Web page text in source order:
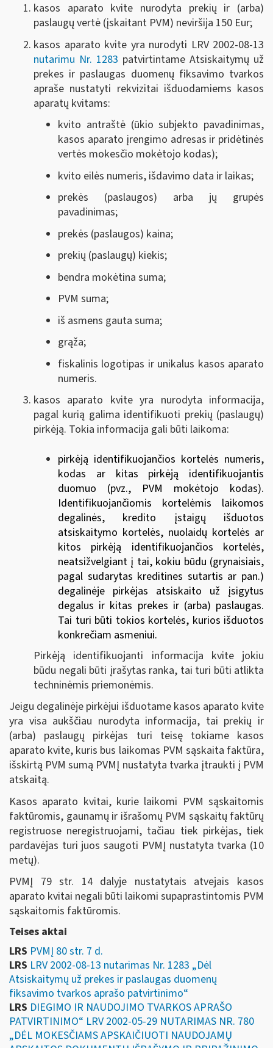
kasos aparato kvite nurodyta prekių ir (arba)
paslaugų vertė (įskaitant PVM) neviršija 150 Eur;
kasos aparato kvite yra nurodyti LRV 2002-08-13
nutarimu Nr. 1283 patvirtintame Atsiskaitymų už
prekes ir paslaugas duomenų fiksavimo tvarkos
apraše nustatyti rekvizitai išduodamiems kasos
aparatų kvitams:
kvito antraštė (ūkio subjekto pavadinimas,
kasos aparato įrengimo adresas ir pridėtinės
vertės mokesčio mokėtojo kodas);
kvito eilės numeris, išdavimo data ir laikas;
prekės (paslaugos) arba jų grupės
pavadinimas;
prekės (paslaugos) kaina;
prekių (paslaugų) kiekis;
bendra mokėtina suma;
PVM suma;
iš asmens gauta suma;
grąža;
fiskalinis logotipas ir unikalus kasos aparato
numeris.
kasos aparato kvite yra nurodyta informacija,
pagal kurią galima identifikuoti prekių (paslaugų)
pirkėją. Tokia informacija gali būti laikoma:
pirkėją identifikuojančios kortelės numeris,
kodas ar kitas pirkėją identifikuojantis
duomuo (pvz., PVM mokėtojo kodas).
Identifikuojančiomis kortelėmis laikomos
degalinės, kredito įstaigų išduotos
atsiskaitymo kortelės, nuolaidų kortelės ar
kitos pirkėją identifikuojančios kortelės,
neatsižvelgiant į tai, kokiu būdu (grynaisiais,
pagal sudarytas kreditines sutartis ar pan.)
degalinėje pirkėjas atsiskaito už įsigytus
degalus ir kitas prekes ir (arba) paslaugas.
Tai turi būti tokios kortelės, kurios išduotos
konkrečiam asmeniui.
Pirkėją identifikuojanti informacija kvite jokiu
būdu negali būti įrašytas ranka, tai turi būti atlikta
techninėmis priemonėmis.
Jeigu degalinėje pirkėjui išduotame kasos aparato kvite
yra visa aukščiau nurodyta informacija, tai prekių ir
(arba) paslaugų pirkėjas turi teisę tokiame kasos
aparato kvite, kuris bus laikomas PVM sąskaita faktūra,
išskirtą PVM sumą PVMĮ nustatyta tvarka įtraukti į PVM
atskaitą.
Kasos aparato kvitai, kurie laikomi PVM sąskaitomis
faktūromis, gaunamų ir išrašomų PVM sąskaitų faktūrų
registruose neregistruojami, tačiau tiek pirkėjas, tiek
pardavėjas turi juos saugoti PVMĮ nustatyta tvarka (10
metų).
PVMĮ 79 str. 14 dalyje nustatytais atvejais kasos
aparato kvitai negali būti laikomi supaprastintomis PVM
sąskaitomis faktūromis.
Teises aktai
LRS PVMĮ 80 str. 7 d.
LRS LRV 2002-08-13 nutarimas Nr. 1283 „Dėl
Atsiskaitymų už prekes ir paslaugas duomenų
fiksavimo tvarkos aprašo patvirtinimo“
LRS DIEGIMO IR NAUDOJIMO TVARKOS APRAŠO
PATVIRTINIMO“ LRV 2002-05-29 NUTARIMAS NR. 780
„DĖL MOKESČIAMS APSKAIČIUOTI NAUDOJAMŲ